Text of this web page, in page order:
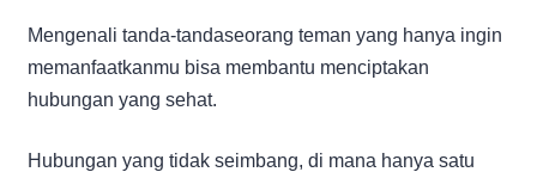
Mengenali tanda-tandaseorang teman yang hanya ingin
memanfaatkanmu bisa membantu menciptakan
hubungan yang sehat.
Hubungan yang tidak seimbang, di mana hanya satu